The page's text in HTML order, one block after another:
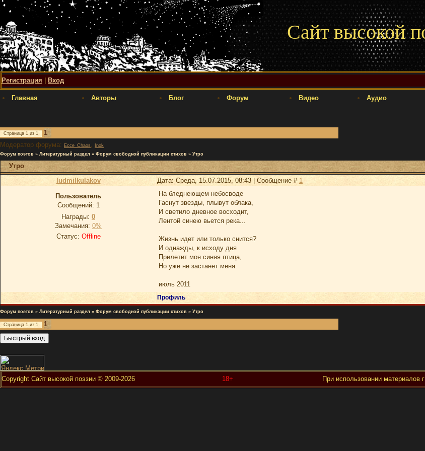
Сайт высокой
Регистрация Вход
Главная Авторы Блог Форум Видео Аудио
Страница 1 из 1
1
Модератор форума: Ecce_Chaos ,
Inok
Форум поэтов » Литературный раздел » Форум свободной публикации стихов » Утро
Утро
ludmilkulakov
Дата: Среда, 15.07.2015, 08:43 | Сообщение # 1
Пользователь
Сообщений: 1
Награды: 0
Замечания: 0%
Статус: Offline
На бледнеющем небосводе
Гаснут звезды, плывут облака,
И светило дневное восходит,
Лентой синею вьется река...
Жизнь идет или только снится?
И однажды, к исходу дня
Прилетит моя синяя птица,
Но уже не застанет меня.
июль 2011
Профиль
Форум поэтов » Литературный раздел » Форум свободной публикации стихов » Утро
Страница 1 из 1
1
Copyright Сайт высокой поэзии © 2009-2026 18+ При использовании материалов